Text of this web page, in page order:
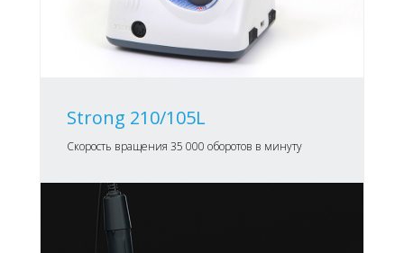
Strong 210/105L
Скорость вращения 35 000 оборотов в минуту